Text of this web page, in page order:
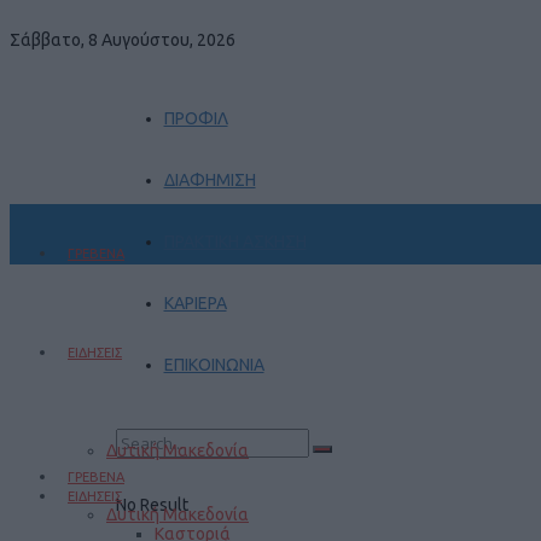
Σάββατο, 8 Αυγούστου, 2026
ΠΡΟΦΙΛ
ΔΙΑΦΗΜΙΣΗ
ΚΑΡΙΕΡΑ
ΕΠΙΚΟΙΝΩΝΙΑ
No Result
ΓΡΕΒΕΝΑ
ΕΙΔΗΣΕΙΣ
Δυτική Μακεδονία
ΓΡΕΒΕΝΑ
ΕΙΔΗΣΕΙΣ
Δυτική Μακεδονία
Καστοριά